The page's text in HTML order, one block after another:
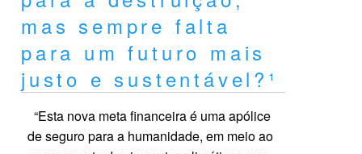
mas sempre falta
para um futuro mais
justo e sustentável?¹
“Esta nova meta financeira é uma apólice
de seguro para a humanidade, em meio ao